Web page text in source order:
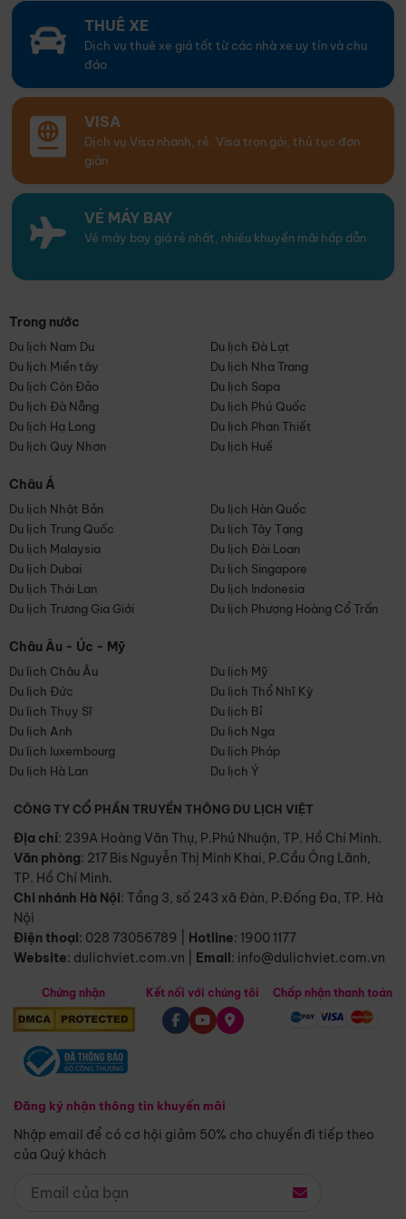
THUÊ XE
Dịch vụ thuê xe giá tốt từ các nhà xe uy tín và chu
đáo
VISA
Dịch vụ Visa nhanh, rẻ. Visa trọn gói, thủ tục đơn
giản
VÉ MÁY BAY
Vé máy bay giá rẻ nhất, nhiều khuyến mãi hấp dẫn
Trong nước
Du lịch Nam Du
Du lịch Đà Lạt
Du lịch Miền tây
Du lịch Nha Trang
Du lịch Côn Đảo
Du lịch Sapa
Du lịch Đà Nẵng
Du lịch Phú Quốc
Du lịch Hạ Long
Du lịch Phan Thiết
Du lịch Quy Nhơn
Du lịch Huế
Châu Á
Du lịch Nhật Bản
Du lịch Hàn Quốc
Du lịch Trung Quốc
Du lịch Tây Tạng
Du lịch Malaysia
Du lịch Đài Loan
Du lịch Dubai
Du lịch Singapore
Du lịch Thái Lan
Du lịch Indonesia
Du lịch Trương Gia Giới
Du lịch Phượng Hoàng Cổ Trấn
Châu Âu - Úc - Mỹ
Du lịch Châu Âu
Du lịch Mỹ
Du lịch Đức
Du lịch Thổ Nhĩ Kỳ
Du lịch Thụy Sĩ
Du lịch Bỉ
Du lịch Anh
Du lịch Nga
Du lịch luxembourg
Du lịch Pháp
Du lịch Hà Lan
Du lịch Ý
CÔNG TY CỔ PHẦN TRUYỀN THÔNG DU LỊCH VIỆT
Địa chỉ: 239A Hoàng Văn Thụ, P.Phú Nhuận, TP. Hồ Chí Minh.
Văn phòng: 217 Bis Nguyễn Thị Minh Khai, P.Cầu Ông Lãnh,
TP. Hồ Chí Minh.
Chi nhánh Hà Nội: Tầng 3, số 243 xã Đàn, P.Đống Đa, TP. Hà
Nội
Điện thoại: 028 73056789 Hotline: 1900 1177
Website: dulichviet.com.vn Email: info@dulichviet.com.vn
Chứng nhận
Đăng ký nhận thông tin khuyến mãi
Nhập email để có cơ hội giảm 50% cho chuyến đi tiếp theo
của Quý khách
Kết nối với chúng tôi Chấp nhận thanh toán